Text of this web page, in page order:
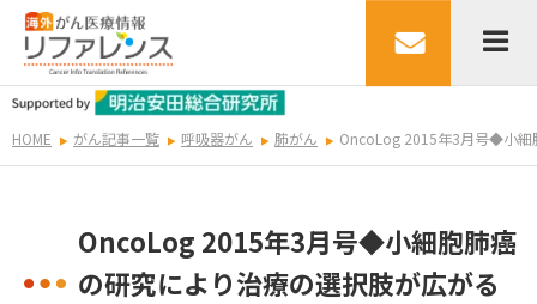
HOME がん記事一覧 呼吸器がん 肺がん OncoLog 2015年3月号◆小細
OncoLog 2015年3月号◆小細胞肺癌
の研究により治療の選択肢が広がる